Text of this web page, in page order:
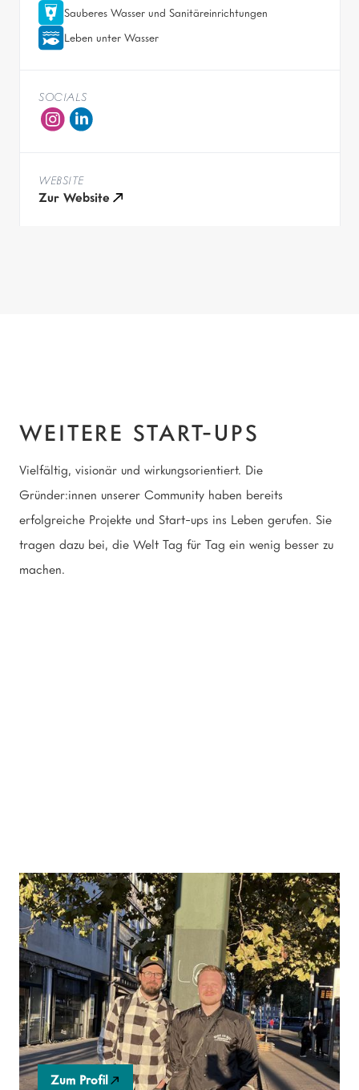
Sauberes Wasser und Sanitär­einrichtungen
Leben unter Wasser
SOCIALS
WEBSITE
Zur Website
WEITERE START-UPS
Vielfältig, visionär und wirkungsorientiert. Die
Gründer:innen unserer Community haben bereits
erfolgreiche Projekte und Start-ups ins Leben gerufen. Sie
tragen dazu bei, die Welt Tag für Tag ein wenig besser zu
machen.
abgeworben.com
Abgeworben.comdemokratisiert das Headhunting:
Arbeitnehmer melden sich an und erhalten direkte
Jobangebote von regionalen Unternehmen. So
fördern wir Chancengleichheit und stärken die
lokale Beschäftigung.
Zum Profil